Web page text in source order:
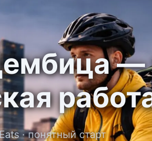
—
· понятный старт